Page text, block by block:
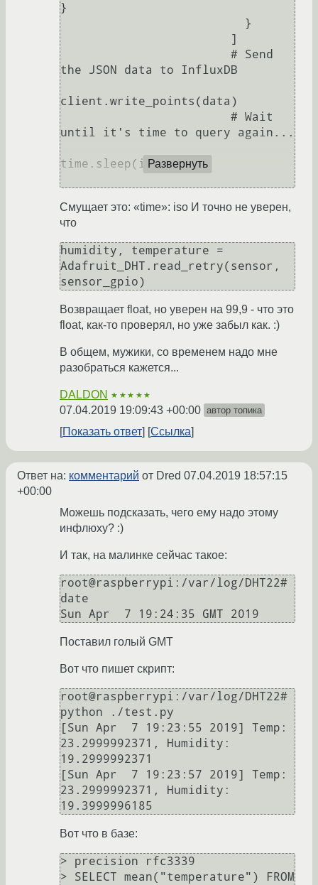
}
the JSON data to InfluxDB
client.write_points(data)
until it's time to query again...
time.sleep(interval)
Развернуть
Смущает это: «time»: iso И точно не уверен,
что
humidity, temperature =
Adafruit_DHT.read_retry(sensor,
Возвращает float, но уверен на 99,9 - что это
float, как-то проверял, но уже забыл как. :)
В общем, мужики, со временем надо мне
разобраться кажется...
DALDON ★★★★★
07.04.2019 19:09:43 +00:00 автор топика
Показать ответ Ссылка
Ответ на: комментарий от Dred 07.04.2019 18:57:15
+00:00
Можешь подсказать, чего ему надо этому
инфлюху? :)
И так, на малинке сейчас такое:
root@raspberrypi:/var/log/DHT22#
date
Поставил голый GMT
Вот что пишет скрипт:
root@raspberrypi:/var/log/DHT22#
python ./test.py
[Sun Apr  7 19:23:55 2019] Temp:
23.2999992371, Humidity:
19.2999992371
[Sun Apr  7 19:23:57 2019] Temp:
23.2999992371, Humidity:
Вот что в базе:
> precision rfc3339
> SELECT mean("temperature") FROM